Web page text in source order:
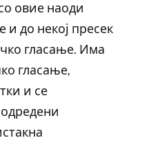
овие наоди
и до некој пресек
гласање. Има
гласање,
и се